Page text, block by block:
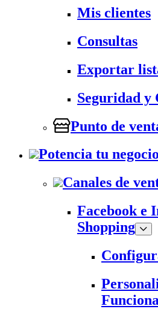
Mis clientes
Consultas
Exportar
Seguridad y
Punto de
Potencia tu negocio
Canales de
Facebook e
Shopping